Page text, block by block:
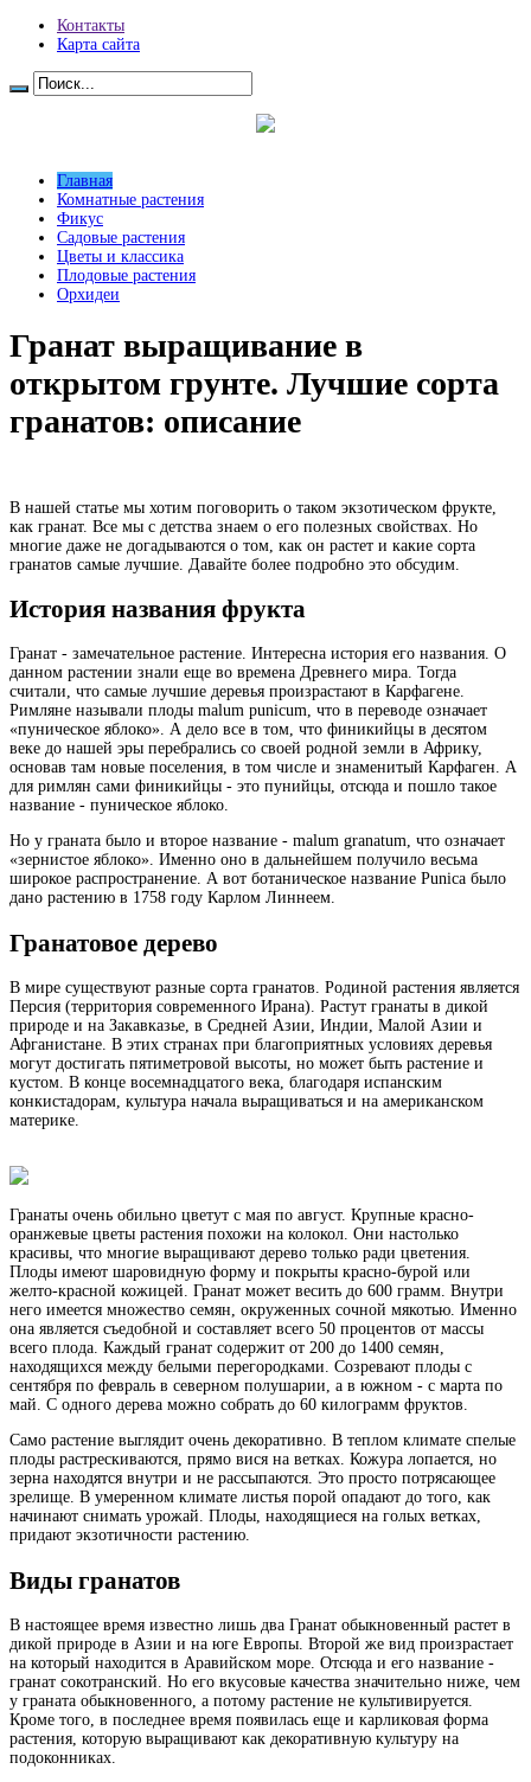
Контакты
Карта сайта
Главная
Комнатные растения
Фикус
Садовые растения
Цветы и классика
Плодовые растения
Орхидеи
Гранат выращивание в
открытом грунте. Лучшие сорта
гранатов: описание
В нашей статье мы хотим поговорить о таком экзотическом фрукте,
как гранат. Все мы с детства знаем о его полезных свойствах. Но
многие даже не догадываются о том, как он растет и какие сорта
гранатов самые лучшие. Давайте более подробно это обсудим.
История названия фрукта
Гранат - замечательное растение. Интересна история его названия. О
данном растении знали еще во времена Древнего мира. Тогда
считали, что самые лучшие деревья произрастают в Карфагене.
Римляне называли плоды malum punicum, что в переводе означает
«пуническое яблоко». А дело все в том, что финикийцы в десятом
веке до нашей эры перебрались со своей родной земли в Африку,
основав там новые поселения, в том числе и знаменитый Карфаген. А
для римлян сами финикийцы - это пунийцы, отсюда и пошло такое
название - пуническое яблоко.
Но у граната было и второе название - malum granatum, что означает
«зернистое яблоко». Именно оно в дальнейшем получило весьма
широкое распространение. А вот ботаническое название Punica было
дано растению в 1758 году Карлом Линнеем.
Гранатовое дерево
В мире существуют разные сорта гранатов. Родиной растения является
Персия (территория современного Ирана). Растут гранаты в дикой
природе и на Закавказье, в Средней Азии, Индии, Малой Азии и
Афганистане. В этих странах при благоприятных условиях деревья
могут достигать пятиметровой высоты, но может быть растение и
кустом. В конце восемнадцатого века, благодаря испанским
конкистадорам, культура начала выращиваться и на американском
материке.
Гранаты очень обильно цветут с мая по август. Крупные красно-
оранжевые цветы растения похожи на колокол. Они настолько
красивы, что многие выращивают дерево только ради цветения.
Плоды имеют шаровидную форму и покрыты красно-бурой или
желто-красной кожицей. Гранат может весить до 600 грамм. Внутри
него имеется множество семян, окруженных сочной мякотью. Именно
она является съедобной и составляет всего 50 процентов от массы
всего плода. Каждый гранат содержит от 200 до 1400 семян,
находящихся между белыми перегородками. Созревают плоды с
сентября по февраль в северном полушарии, а в южном - с марта по
май. С одного дерева можно собрать до 60 килограмм фруктов.
Само растение выглядит очень декоративно. В теплом климате спелые
плоды растрескиваются, прямо вися на ветках. Кожура лопается, но
зерна находятся внутри и не рассыпаются. Это просто потрясающее
зрелище. В умеренном климате листья порой опадают до того, как
начинают снимать урожай. Плоды, находящиеся на голых ветках,
придают экзотичности растению.
Виды гранатов
В настоящее время известно лишь два Гранат обыкновенный растет в
дикой природе в Азии и на юге Европы. Второй же вид произрастает
на который находится в Аравийском море. Отсюда и его название -
гранат сокотранский. Но его вкусовые качества значительно ниже, чем
у граната обыкновенного, а потому растение не культивируется.
Кроме того, в последнее время появилась еще и карликовая форма
растения, которую выращивают как декоративную культуру на
подоконниках.